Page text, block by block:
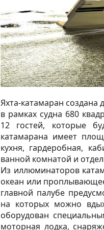
Яхта-катамаран
в рамках судна 680
12 гостей, которые
катамарана имеет
кухня, гардеробная,
ванной комнатой и
Из иллюминаторов
океан или
главной палубе
на которых можно
оборудован
моторная лодка,